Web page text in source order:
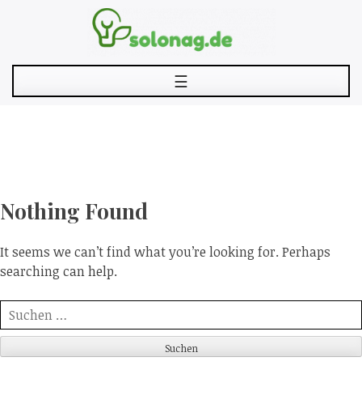
☰
Nothing Found
It seems we can’t find what you’re looking for. Perhaps
searching can help.
Suche
nach: